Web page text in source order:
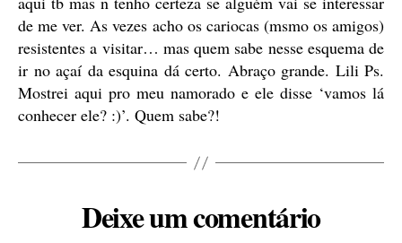
de me ver. As vezes acho os cariocas (msmo os amigos)
resistentes a visitar… mas quem sabe nesse esquema de
ir no açaí da esquina dá certo. Abraço grande. Lili Ps.
Mostrei aqui pro meu namorado e ele disse ‘vamos lá
conhecer ele? :)’. Quem sabe?!
Deixe um comentário